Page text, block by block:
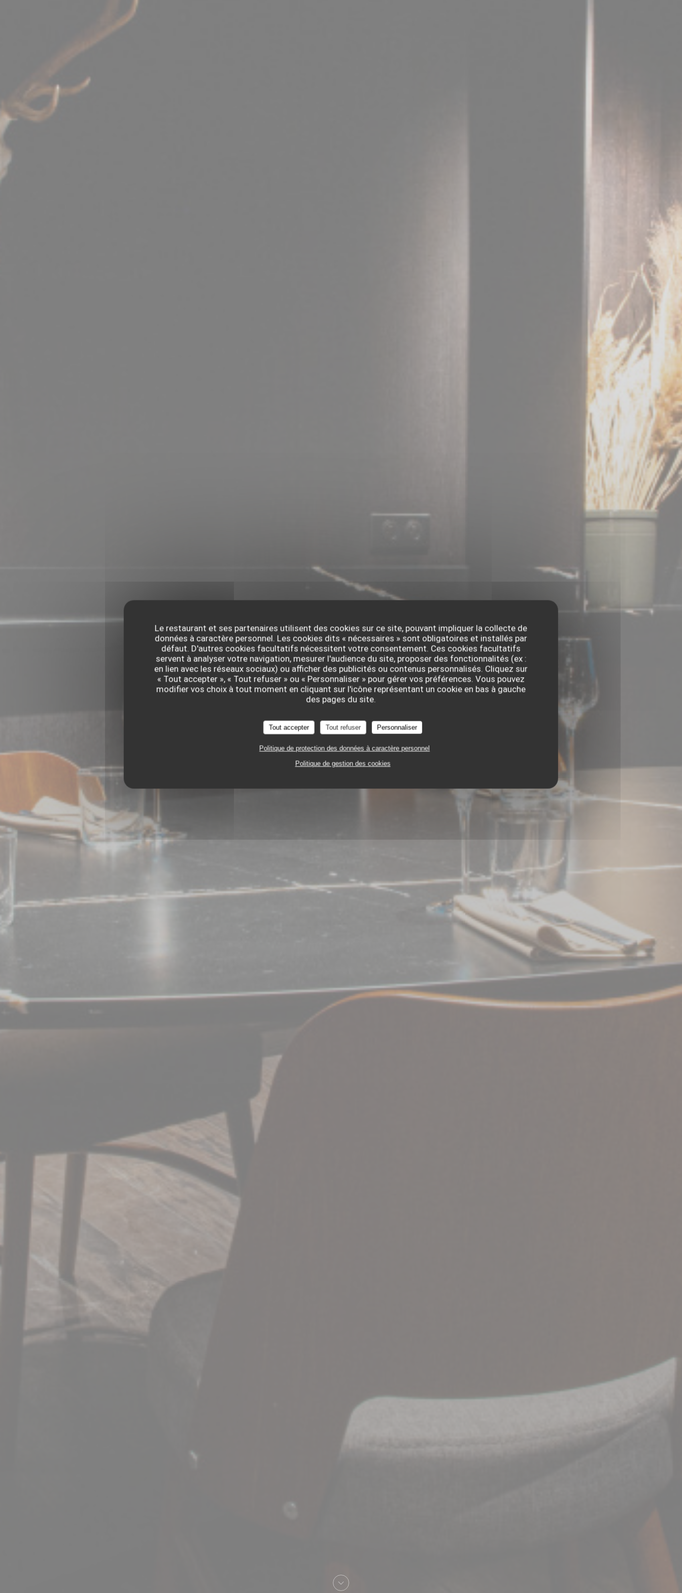
Le restaurant et ses partenaires utilisent des cookies sur ce site, pouvant impliquer la collecte de
données à caractère personnel. Les cookies dits « nécessaires » sont obligatoires et installés par
défaut. D'autres cookies facultatifs nécessitent votre consentement. Ces cookies facultatifs
servent à analyser votre navigation, mesurer l'audience du site, proposer des fonctionnalités (ex :
en lien avec les réseaux sociaux) ou afficher des publicités ou contenus personnalisés. Cliquez sur
« Tout accepter », « Tout refuser » ou « Personnaliser » pour gérer vos préférences. Vous pouvez
modifier vos choix à tout moment en cliquant sur l'icône représentant un cookie en bas à gauche
des pages du site.
Tout accepter Tout refuser Personnaliser
Politique de protection des données à caractère personnel
Politique de gestion des cookies
RESTAURANT GASTRONOMIQUE
45 RUE DE LA MONNAIE 59000 LILLE